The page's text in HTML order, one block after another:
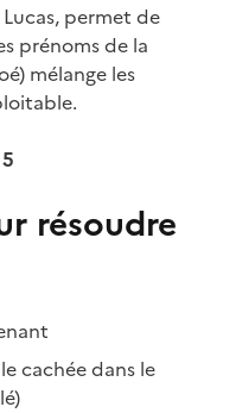
permet de
prénoms de la
mélange les
résoudre
cachée dans le